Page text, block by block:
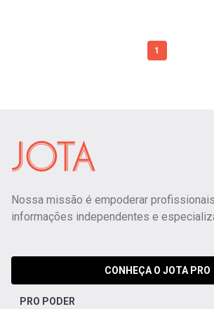
1
Nossa missão é empoderar
informações independentes e
CONHEÇA O JOTA PRO
PRO PODER